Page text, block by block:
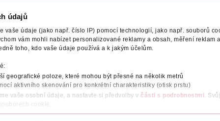
údajů
vaše údaje (jako např. číslo IP) pomocí technologií, jako např. souborů
vám mohli nabízet personalizované reklamy a obsah, měření reklam
toho, kdo vaše údaje používá a k jakým účelům.
geografické poloze, které mohou být přesné na několik metrů
aktivního skenování pro konkrétní charakteristiky (otisk prstu)
vaše osobní údaje, a nastavte si předvolby v části s podrobnostmi.
cookie.
Obj. č.: 389372 Obj. č.: 622622
VÝROBCE/DODAVATEL
semen granátového jablka a organickým jojobovým olejem